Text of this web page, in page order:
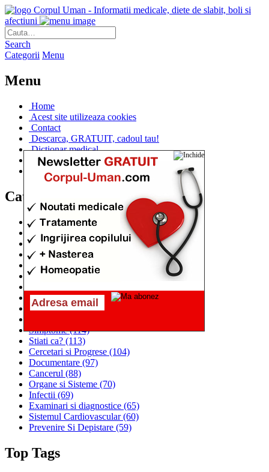
Corpul Uman - Informatii medicale, diete de slabit, boli si
afectiuni
Search
Categorii Menu
Menu
Home
Acest site utilizeaza cookies
Contact
Descarca, GRATUIT, cadoul tau!
Dictionar medical
Dr. Cristina IANUC
Linkuri utile
Categorii
Diete si cure de slabire
(706)
Afectiuni si Boli
(401)
Corpul de la A la Z(315)
Medicina Naturista
Anatomie
(295)
Alimentatia(259)
Sanatatea si Preventia(170)
Interventii si Tratamente
Simptome(114)
Stiati ca? (113)
Cercetari si Progrese (104)
Documentare (97)
Cancerul (88)
Organe si Sisteme (70)
Infectii (69)
Examinari si diagnostice (65)
Sistemul Cardiovascular(60)
Prevenire Si Depistare (59)
Top Tags